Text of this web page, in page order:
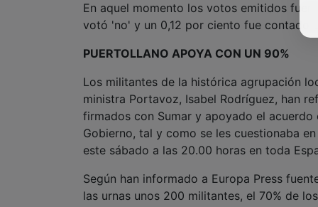
En aquel momento los votos emitidos
votó 'no' y un 0,12 por ciento fue contado
PUERTOLLANO APOYA CON UN 90%
Los militantes de la histórica agrupación
ministra Portavoz, Isabel Rodríguez, han
firmados con Sumar y apoyado el
Gobierno, tal y como se les cuestionaba
este sábado a las 20.00 horas en toda
Según han informado a Europa Press
las urnas unos 200 militantes, el 70% de